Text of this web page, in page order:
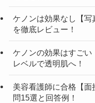
ケノンは効果なし【
を徹底レビュー！
ケノンの効果はすご
レベルで透明肌へ！
美容看護師に合格【
問15選と回答例！